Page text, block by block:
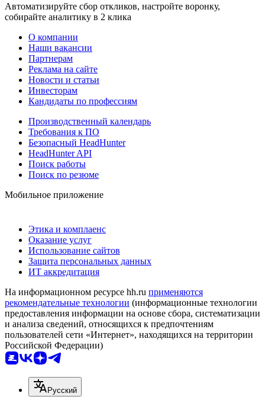
Автоматизируйте сбор откликов, настройте воронку,
собирайте аналитику в 2 клика
О компании
Наши вакансии
Партнерам
Реклама на сайте
Новости и статьи
Инвесторам
Кандидаты по профессиям
Производственный календарь
Требования к ПО
Безопасный HeadHunter
HeadHunter API
Поиск работы
Поиск по резюме
Мобильное приложение
Этика и комплаенс
Оказание услуг
Использование сайтов
Защита персональных данных
ИТ аккредитация
На информационном ресурсе hh.ru применяются
рекомендательные технологии (информационные технологии
предоставления информации на основе сбора, систематизации
и анализа сведений, относящихся к предпочтениям
пользователей сети «Интернет», находящихся на территории
Российской Федерации)
Русский